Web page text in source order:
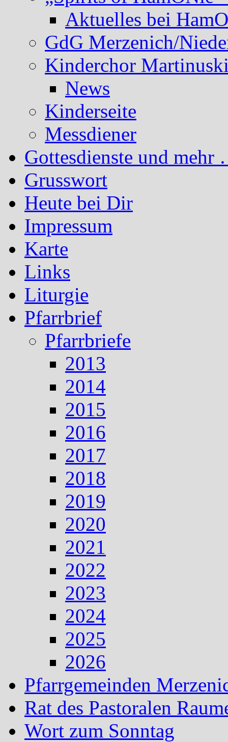
Aktuelles bei
GdG Merzenich/
Kinderchor
News
Kinderseite
Messdiener
Gottesdienste und mehr
Grusswort
Heute bei Dir
Impressum
Karte
Links
Liturgie
Pfarrbrief
Pfarrbriefe
2013
2014
2015
2016
2017
2018
2019
2020
2021
2022
2023
2024
2025
2026
Pfarrgemeinden
Rat des Pastoralen
Wort zum Sonntag